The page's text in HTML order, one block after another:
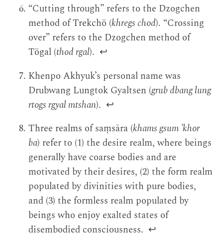
“Cutting through” refers to the Dzogchen
method of Trekchö (khregs chod). “Crossing
over” refers to the Dzogchen method of
Tögal (thod rgal). ↩
Khenpo Akhyuk’s personal name was
Drubwang Lungtok Gyaltsen (grub dbang lung
rtogs rgyal mtshan). ↩
Three realms of saṃsāra (khams gsum ’khor
ba) refer to (1) the desire realm, where beings
generally have coarse bodies and are
motivated by their desires, (2) the form realm
populated by divinities with pure bodies,
and (3) the formless realm populated by
beings who enjoy exalted states of
disembodied consciousness. ↩